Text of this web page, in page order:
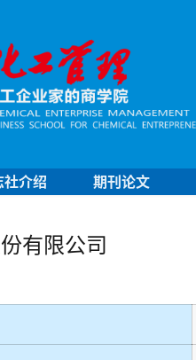
社介绍 期刊论文
有限公司